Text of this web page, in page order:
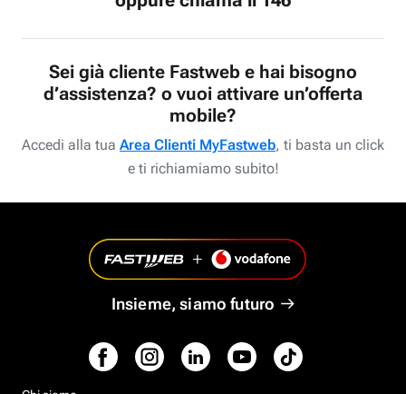
Sei già cliente Fastweb e hai bisogno
d’assistenza? o vuoi attivare un’offerta
mobile?
Accedi alla tua Area Clienti MyFastweb, ti basta un click
e ti richiamiamo subito!
Insieme, siamo futuro